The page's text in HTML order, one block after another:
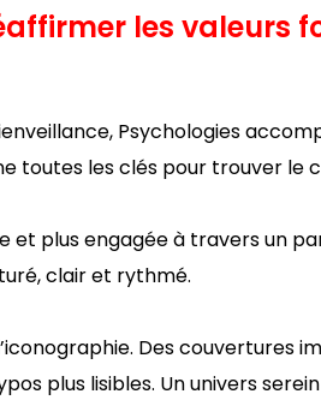
les valeurs
Psychologies
toutes les clés pour trouver le
et plus engagée à travers un
clair et rythmé.
Des couvertures
plus lisibles. Un univers